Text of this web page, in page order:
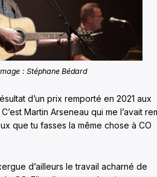
: Stéphane Bédard
d’un prix remporté en 2021 aux
Martin Arseneau qui me l’avait
que tu fasses la même chose à CO
d’ailleurs le travail acharné de